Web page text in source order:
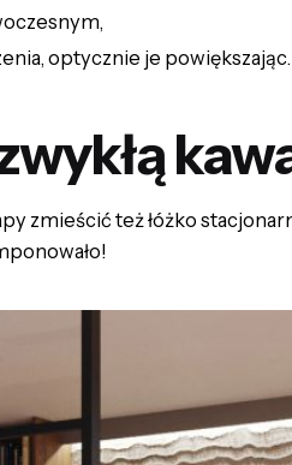
optycznie je powiększając.
zmieścić też łóżko